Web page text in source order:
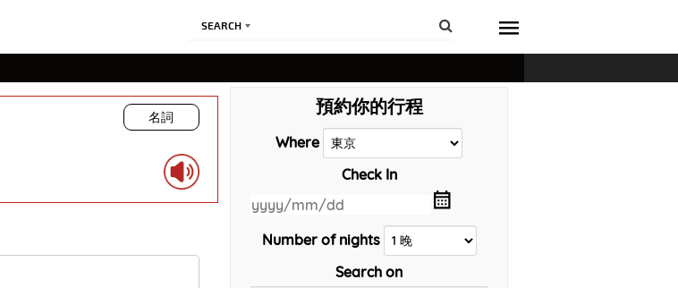
SEARCH
名詞 預約你的行程
Where
Check In
Number of nights
Search on